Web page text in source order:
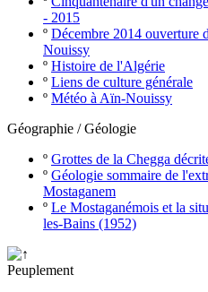
- 2015
º Décembre 2014 ouverture
Nouissy
º Histoire de l'Algérie
º Liens de culture générale
º Météo à Aïn-Nouissy
Géographie / Géologie
º Grottes de la Chegga
º Géologie sommaire de
Mostaganem
º Le Mostaganémois et la
les-Bains (1952)
Peuplement